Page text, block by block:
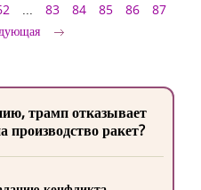
... 83 84 85 86
87
трамп отказывает
ракет?